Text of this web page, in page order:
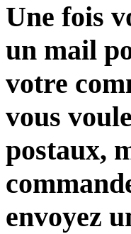
Une fois
un mail
votre
vous
postaux,
envoyez